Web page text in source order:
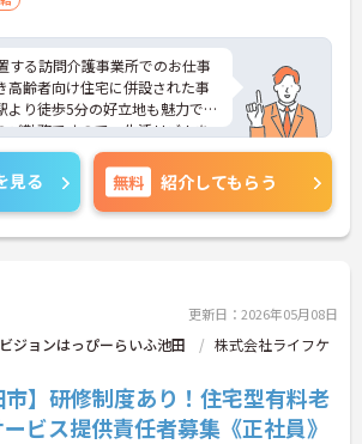
する訪問介護事業所でのお仕事
高齢者向け住宅に併設された事
より徒歩5分の好立地も魅力で
ご勤務ですので、生活リズムを
ご勤務いただけます♪ご興味の
ポイントなど、さらに詳細を
でお気軽にご相談ください！
見る 無料 紹介してもらう
更新日：2026年05月08日
ジョンはっぴーらいふ池田
株式会社ライフケ
市】研修制度あり！住宅型有料老
ビス提供責任者募集《正社員》